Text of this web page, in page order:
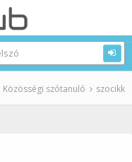
Közösségi szótanuló szocikk